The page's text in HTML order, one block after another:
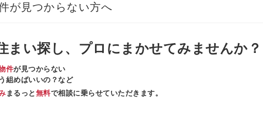
が見つからない方へ
まい探し、 プロ にまかせてみませんか？
件が見つからない
組めばいいの？など
まるっと無料で相談に乗らせていただきます。